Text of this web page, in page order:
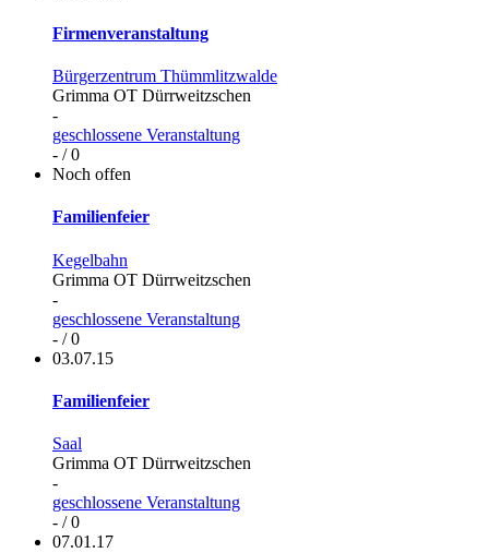
Firmenveranstaltung
Bürgerzentrum Thümmlitzwalde
Grimma OT Dürrweitzschen
-
geschlossene Veranstaltung
- / 0
Noch offen
Familienfeier
Kegelbahn
Grimma OT Dürrweitzschen
-
geschlossene Veranstaltung
- / 0
03.07.15
Familienfeier
Saal
Grimma OT Dürrweitzschen
-
geschlossene Veranstaltung
- / 0
07.01.17